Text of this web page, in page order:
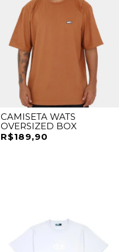
CAMISETA WATS
OVERSIZED BOX
R$189,90